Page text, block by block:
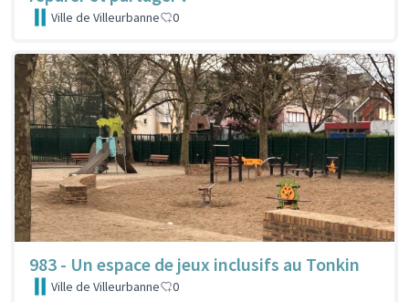
Ville de Villeurbanne 0
983 - Un espace de jeux inclusifs au Tonkin
Ville de Villeurbanne 0